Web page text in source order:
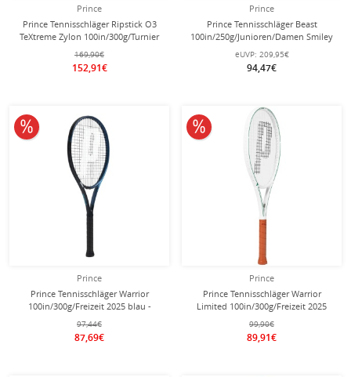
Prince
Prince Tennisschläger Ripstick O3
TeXtreme Zylon 100in/300g/Turnier
2025 rot - unbesaitet -
169,90€
152,91€
Prince
Prince Tennisschläger Beast
100in/250g/Junioren/Damen Smiley
2025 schwarz - unbesaitet -
eUVP: 209,95€
94,47€
Prince
Prince Tennisschläger Warrior
100in/300g/Freizeit 2025 blau -
besaitet -
97,44€
87,69€
10% reduziert
Prince
Prince Tennisschläger Warrior
Limited 100in/300g/Freizeit 2025
weiss - unbesaitet -
99,90€
89,91€
10% reduziert